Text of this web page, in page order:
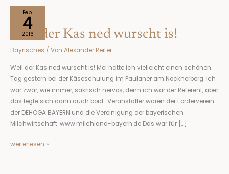
Feb.
4
2016
Weil der Kas ned wurscht is!
Bayrisches / Von Alexander Reiter
Weil der Kas ned wurscht is! Mei hatte ich vielleicht einen schönen
Tag gestern bei der Käseschulung im Paulaner am Nockherberg. Ich
war zwar, wie immer, sakrisch nervös, denn ich war der Referent, aber
das legte sich dann auch boid. Veranstalter waren der Förderverein
der DEHOGA BAYERN und die Vereinigung der bayerischen
Milchwirtschaft. www.milchland-bayern.de Das war für […]
wurscht
is!
weiterlesen »